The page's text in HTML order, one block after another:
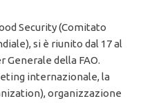
Security (Comitato
si è riunito dal 17 al
Generale della FAO.
internazionale, la
organizzazione